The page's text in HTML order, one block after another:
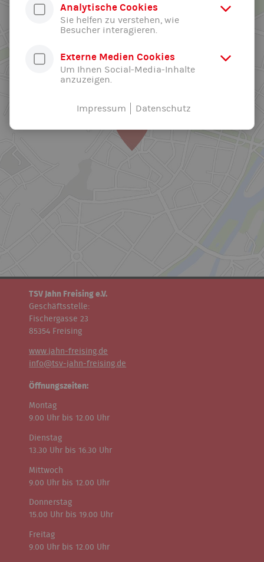
TSV Jahn Freising e.V.
Geschäftsstelle:
Fischergasse 23
85354 Freising
www.jahn-freising.de
info@tsv-jahn-freising.de
Öffnungszeiten:
Montag
9.00 Uhr bis 12.00 Uhr
Dienstag
13.30 Uhr bis 16.30 Uhr
Mittwoch
9.00 Uhr bis 12.00 Uhr
Donnerstag
15.00 Uhr bis 19.00 Uhr
Freitag
9.00 Uhr bis 12.00 Uhr
Analytische Cookies
Sie helfen zu verstehen, wie
Besucher interagieren.
Externe Medien Cookies
Um Ihnen Social-Media-Inhalte
anzuzeigen.
Impressum Datenschutz